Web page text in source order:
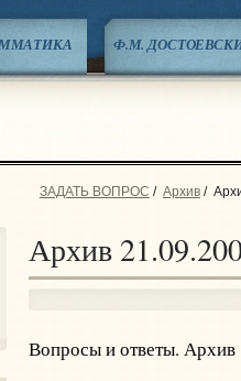
Ф.М.
ЗАДАТЬ ВОПРОС / Архив/
Архив
Вопросы и ответы. Архив